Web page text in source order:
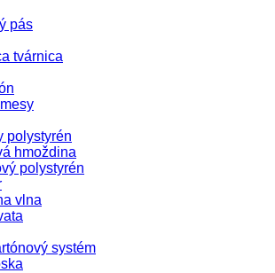
pás
tvárnica
polystyrén
hmoždina
polystyrén
vlna
systém